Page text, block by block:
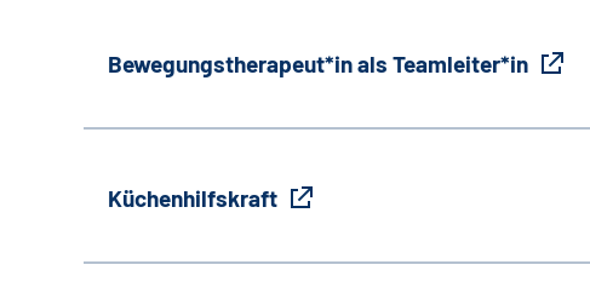
Bewegungstherapeut*in als Teamleiter*in
Küchenhilfskraft